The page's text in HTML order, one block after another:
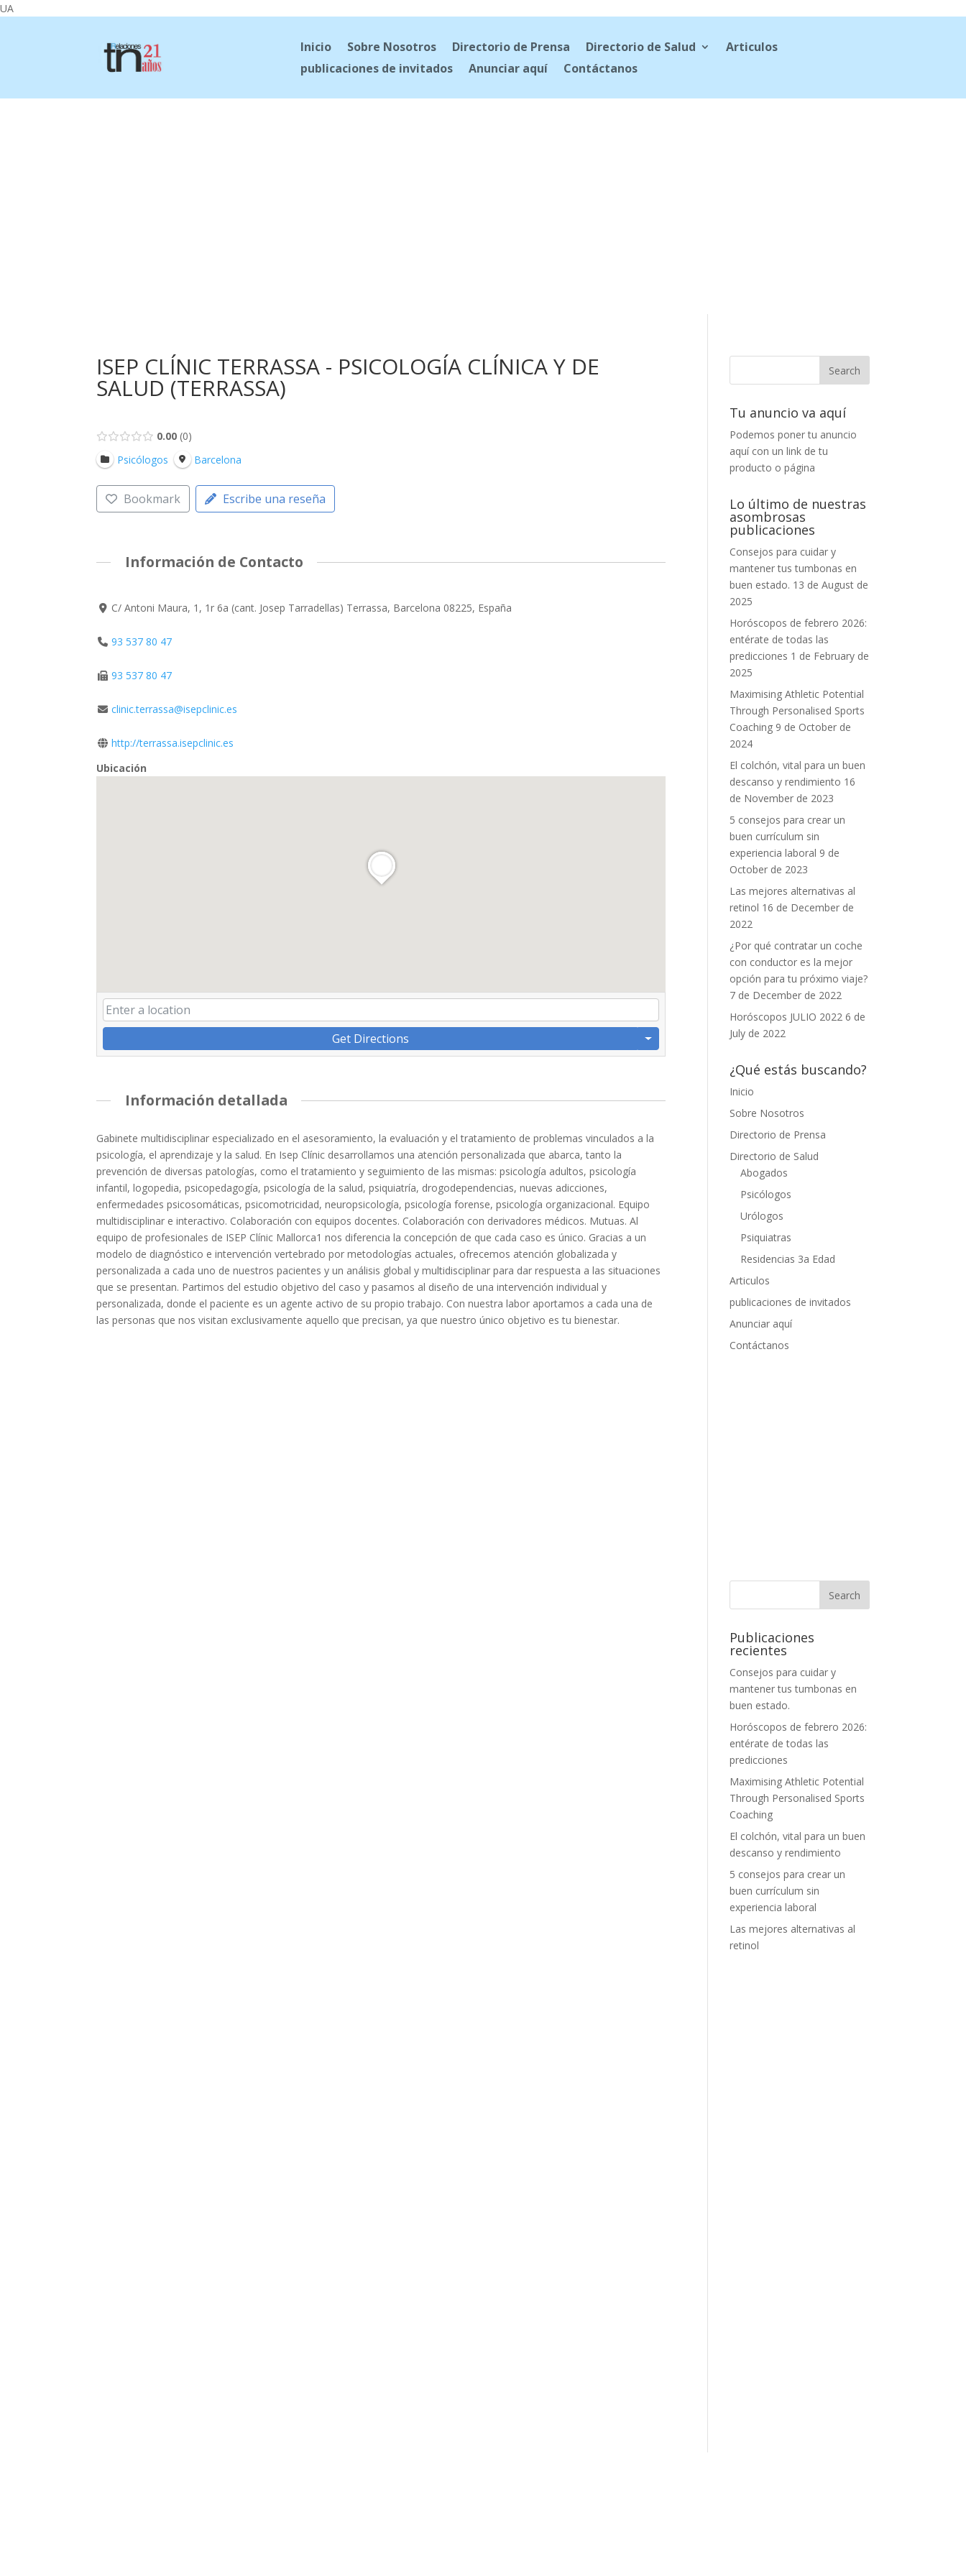
UA
Inicio Sobre Nosotros Directorio de Prensa Directorio de Salud
Articulos
publicaciones de invitados
Anunciar aquí Contáctanos
ISEP CLÍNIC TERRASSA - PSICOLOGÍA CLÍNICA Y DE
SALUD (TERRASSA)
0.00 0
Psicólogos
Barcelona
Bookmark Escribe una reseña
Información de Contacto
C/ Antoni Maura, 1, 1r 6a (cant. Josep Tarradellas) Terrassa, Barcelona 08225, España
93 537 80 47
93 537 80 47
clinic.terrassa@isepclinic.es
http://terrassa.isepclinic.es
Ubicación
Get Directions
Información detallada
Gabinete multidisciplinar especializado en el asesoramiento, la evaluación y el tratamiento de problemas vinculados a la
psicología, el aprendizaje y la salud. En Isep Clínic desarrollamos una atención personalizada que abarca, tanto la
prevención de diversas patologías, como el tratamiento y seguimiento de las mismas: psicología adultos, psicología
infantil, logopedia, psicopedagogía, psicología de la salud, psiquiatría, drogodependencias, nuevas adicciones,
enfermedades psicosomáticas, psicomotricidad, neuropsicología, psicología forense, psicología organizacional. Equipo
multidisciplinar e interactivo. Colaboración con equipos docentes. Colaboración con derivadores médicos. Mutuas. Al
equipo de profesionales de ISEP Clínic Mallorca1 nos diferencia la concepción de que cada caso es único. Gracias a un
modelo de diagnóstico e intervención vertebrado por metodologías actuales, ofrecemos atención globalizada y
personalizada a cada uno de nuestros pacientes y un análisis global y multidisciplinar para dar respuesta a las situaciones
que se presentan. Partimos del estudio objetivo del caso y pasamos al diseño de una intervención individual y
personalizada, donde el paciente es un agente activo de su propio trabajo. Con nuestra labor aportamos a cada una de
las personas que nos visitan exclusivamente aquello que precisan, ya que nuestro único objetivo es tu bienestar.
Tu anuncio va aquí
Podemos poner tu anuncio
aquí con un link de tu
producto o página
Lo último de nuestras
asombrosas
publicaciones
Consejos para cuidar y
mantener tus tumbonas en
buen estado. 13 de August de
2025
Horóscopos de febrero 2026:
entérate de todas las
predicciones 1 de February de
2025
Maximising Athletic Potential
Through Personalised Sports
Coaching 9 de October de
2024
El colchón, vital para un buen
descanso y rendimiento 16
de November de 2023
5 consejos para crear un
buen currículum sin
experiencia laboral 9 de
October de 2023
Las mejores alternativas al
retinol 16 de December de
2022
¿Por qué contratar un coche
con conductor es la mejor
opción para tu próximo viaje?
7 de December de 2022
Horóscopos JULIO 2022 6 de
July de 2022
¿Qué estás buscando?
Inicio
Sobre Nosotros
Directorio de Prensa
Directorio de Salud
Abogados
Psicólogos
Urólogos
Psiquiatras
Residencias 3a Edad
Articulos
publicaciones de invitados
Anunciar aquí
Contáctanos
Publicaciones
recientes
Consejos para cuidar y
mantener tus tumbonas en
buen estado.
Horóscopos de febrero 2026:
entérate de todas las
predicciones
Maximising Athletic Potential
Through Personalised Sports
Coaching
El colchón, vital para un buen
descanso y rendimiento
5 consejos para crear un
buen currículum sin
experiencia laboral
Las mejores alternativas al
retinol